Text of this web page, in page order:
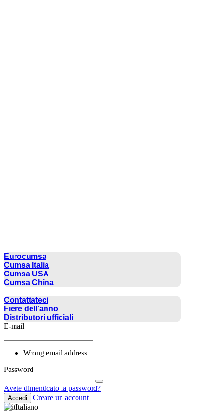
Eurocumsa
Cumsa Italia
Cumsa USA
Cumsa China
Contattateci
Fiere dell'anno
Distributori ufficiali
E-mail
Wrong email address.
Password
Avete dimenticato la password?
Accedi
Creare un account
Italiano